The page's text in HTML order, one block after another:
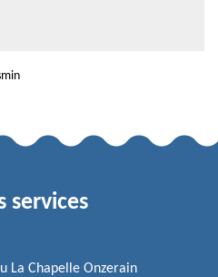
services
La Chapelle Onzerain